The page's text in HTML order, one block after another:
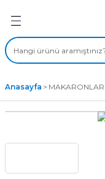
ÇEŞİTLERİ
Anasayfa MAKARONLAR